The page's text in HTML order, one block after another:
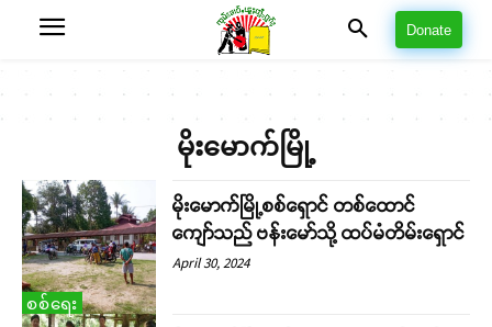
Donate
မိုးမောက်မြို့
စစ်ရေး
မိုးမောက်မြို့စစ်ရှောင် တစ်ထောင်
ကျော်သည် ဗန်းမော်သို့ ထပ်မံတိမ်းရှောင်
April 30, 2024